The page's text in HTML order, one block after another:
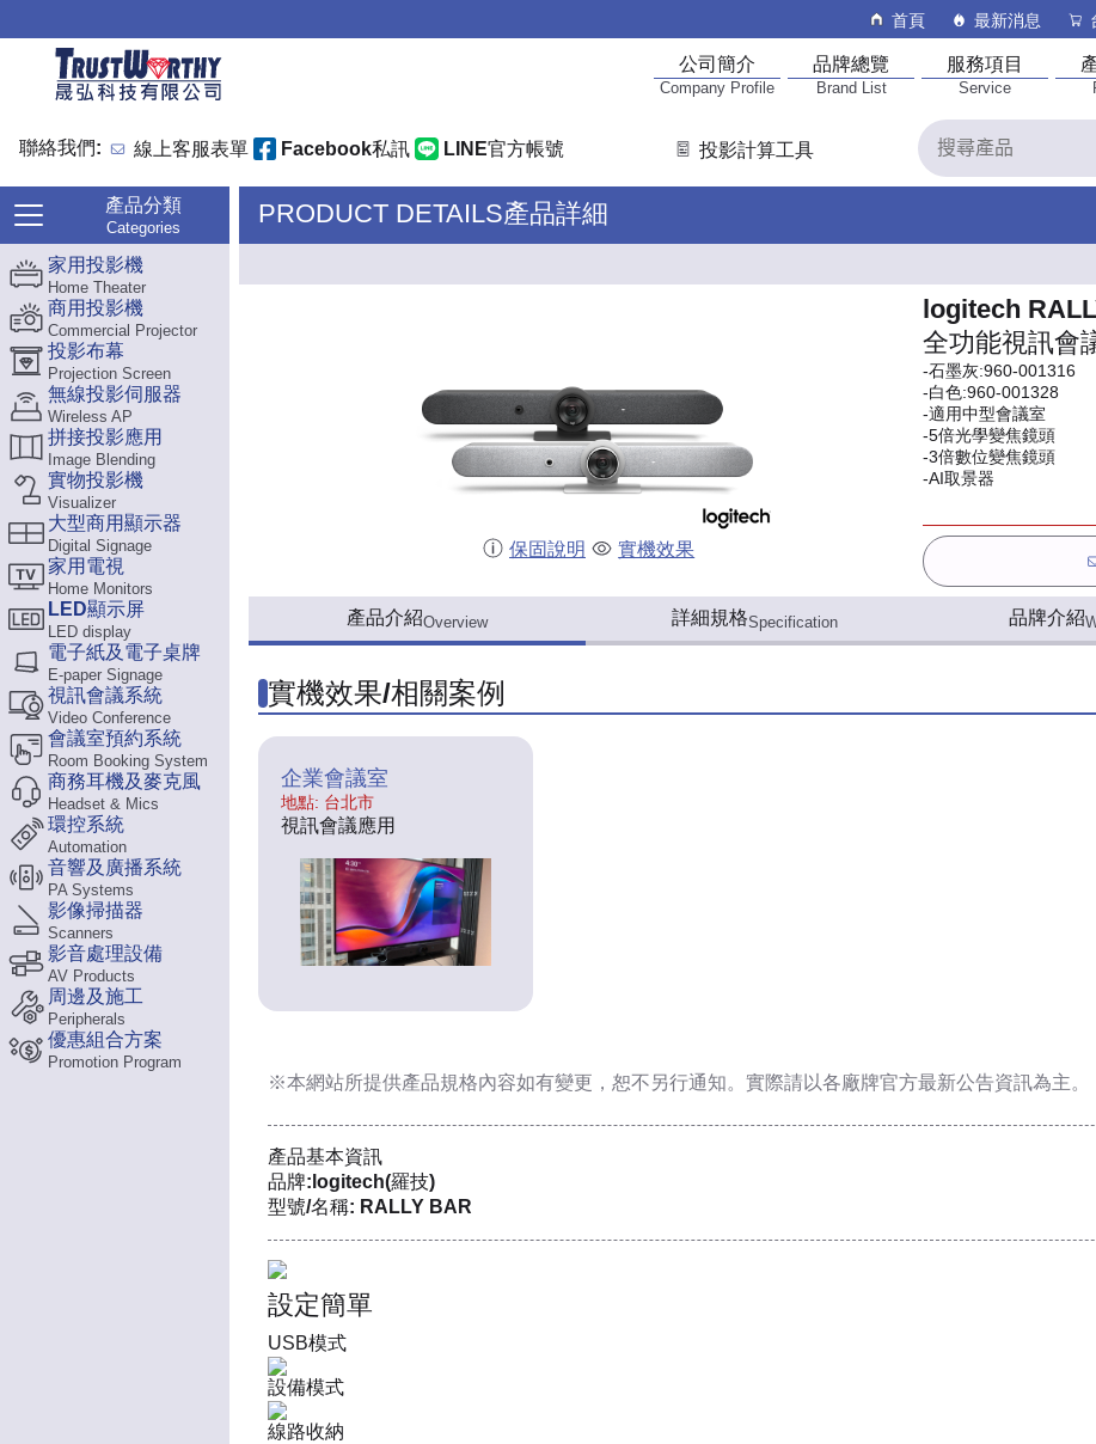
首頁 最新消息
公司簡介
Company Profile
品牌總覽
Brand List
服務項目
Service
聯絡我們: 線上客服表單 Facebook私訊 LINE官方帳號 投影計算工具
產品分類
Categories
家用投影機
Home Theater
商用投影機
Commercial Projector
投影布幕
Projection Screen
無線投影伺服器
Wireless AP
拼接投影應用
Image Blending
實物投影機
Visualizer
大型商用顯示器
Digital Signage
家用電視
Home Monitors
LED顯示屏
LED display
電子紙及電子桌牌
E-paper Signage
視訊會議系統
Video Conference
會議室預約系統
Room Booking System
商務耳機及麥克風
Headset & Mics
環控系統
Automation
音響及廣播系統
PA Systems
影像掃描器
Scanners
影音處理設備
AV Products
周邊及施工
Peripherals
優惠組合方案
Promotion Program
PRODUCT DETAILS產品詳細
保固說明 實機效果
logitech
全功能視訊會
-石墨灰:960-001316
-白色:960-001328
-適用中型會議室
-5倍光學變焦鏡頭
-3倍數位變焦鏡頭
-AI取景器
產品介紹Overview 詳細規格Specification 品牌介紹
實機效果/相關案例
企業會議室
地點: 台北市
視訊會議應用
※本網站所提供產品規格內容如有變更，恕不另行通知。實際請以各廠牌官方最新公告資訊為主。
產品基本資訊
品牌:logitech(羅技)
型號/名稱: RALLY BAR
設定簡單
USB模式
設備模式
線路收納